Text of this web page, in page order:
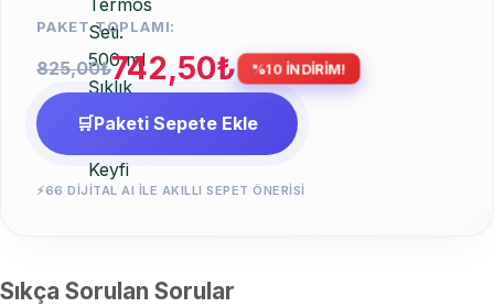
PAKET TOPLAMI:
825,00₺742,50₺ %10 İNDİRİM!
🛒Paketi Sepete Ekle
⚡66 DIJITAL AI ILE AKILLI SEPET ÖNERISI
Sıkça Sorulan Sorular